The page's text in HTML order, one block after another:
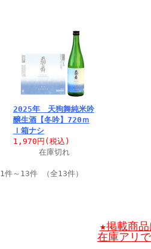
2025年 天狗舞純米吟
醸生酒【冬吟】720ｍ
ｌ箱ナシ
1,970円 (税込)
在庫切れ
1件～13件 （全13件）
★掲載商
在庫アリ